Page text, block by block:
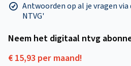
Antwoorden op al je vragen
NTVG'
Neem het digitaal ntvg
€ 15,93 per maand!